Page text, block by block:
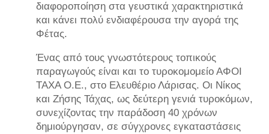
διαφοροποίηση στα γευστικά χαρακτηριστικά
και κάνει πολύ ενδιαφέρουσα την αγορά της
Φέτας.
Ένας από τους γνωστότερους τοπικούς
παραγωγούς είναι και το τυροκομομείο ΑΦΟΙ
ΤΑΧΑ Ο.Ε., στο Ελευθέριο Λάρισας. Οι Νίκος
και Ζήσης Τάχας, ως δεύτερη γενιά τυροκόμων,
συνεχίζοντας την παράδοση 40 χρόνων
δημιούργησαν, σε σύγχρονες εγκαταστάσεις